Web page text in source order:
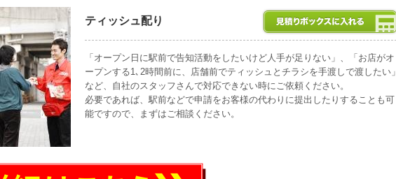
ティッシュ配り
「オープン日に駅前で告知活動をしたいけど人手が足りない」、「お店がオ
ープンする1､2時間前に、店舗前でティッシュとチラシを手渡しで渡したい」
など、自社のスタッフさんで対応できない時にご依頼ください。
必要であれば、駅前などで申請をお客様の代わりに提出したりすることも可
能ですので、まずはご相談ください。